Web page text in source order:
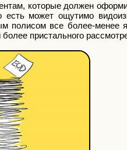
которые должен
может ощутимо
полисом все более-менее
пристального